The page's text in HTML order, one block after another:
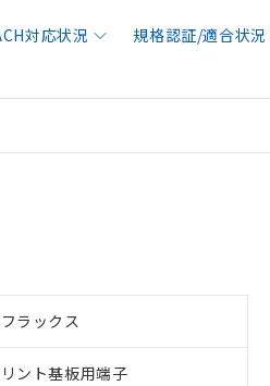
対応状況 規格認証/適合状況
ラックス
ント基板用端子